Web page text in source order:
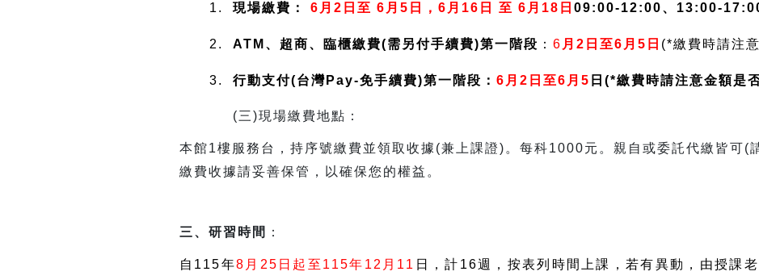
1.現場繳費：6月2日至 6月5日，6月16日 至 6月18日09:00-12:00、13:00-17:00
2.ATM、超商、臨櫃繳費(需另付手續費)第一階段 ：6 月2日至6月5日 (*繳費時請注
3.行動支付(台灣Pay-免手續費)第一階段：6月2日至6月5 日(*繳費時請注意金額是
(三)現場繳費地點：
本館1樓服務台，持序號繳費並領取收據(兼上課證)。每科1000元。親自或委託代繳皆可(
繳費收據請妥善保管，以確保您的權益。
三、研習時間 ：
自115年8月25日起至115年12月11 日，計16週，按表列時間上課，若有異動，由授課